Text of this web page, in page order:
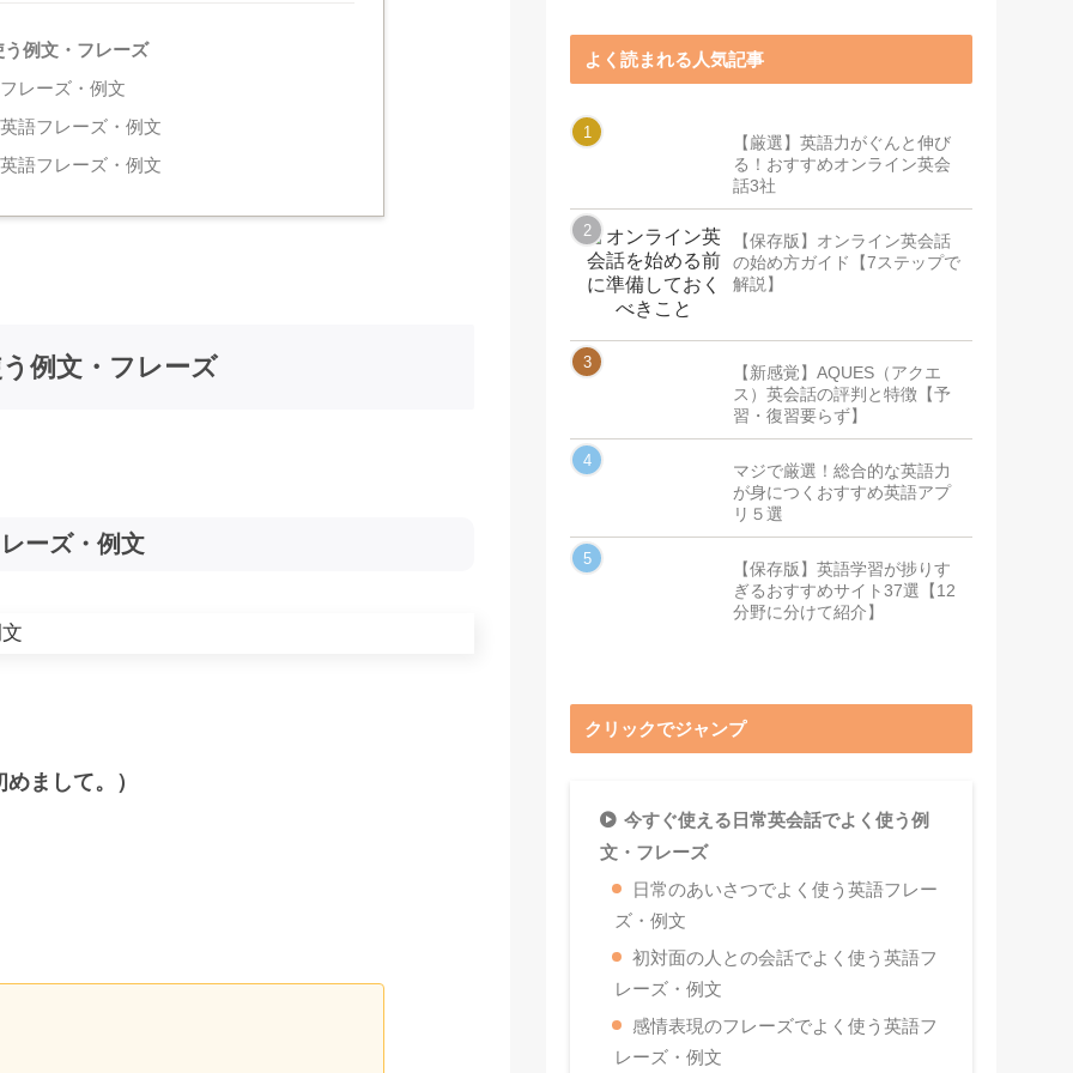
例文・フレーズ
レーズ・例文
語フレーズ・例文
語フレーズ・例文
例文・フレーズ
ーズ・例文
まして。）
よく読まれる人気記事
【厳選】英語力がぐんと伸び
る！おすすめオンライン英会
話3社
【保存版】オンライン英会話
の始め方ガイド【7ステップで
解説】
【新感覚】AQUES（アクエ
ス）英会話の評判と特徴【予
習・復習要らず】
マジで厳選！総合的な英語力
が身につくおすすめ英語アプ
リ５選
【保存版】英語学習が捗りす
ぎるおすすめサイト37選【12
分野に分けて紹介】
クリックでジャンプ
今すぐ使える日常英会話でよく使う例
文・フレーズ
日常のあいさつでよく使う英語フレー
ズ・例文
初対面の人との会話でよく使う英語フ
レーズ・例文
感情表現のフレーズでよく使う英語フ
レーズ・例文